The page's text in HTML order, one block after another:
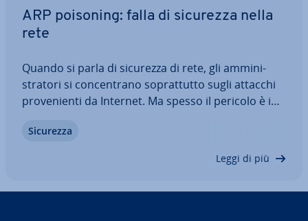
ARP poisoning: falla di sicurezza nella
rete
Quando si parla di sicurezza di rete, gli am­mi­ni­
stra­to­ri si con­cen­tra­no so­prat­tut­to sugli attacchi
pro­ve­nien­ti da Internet. Ma spesso il pericolo è in
dimostra come un punto debole nell’ambito della
Sicurezza
Leggi di più